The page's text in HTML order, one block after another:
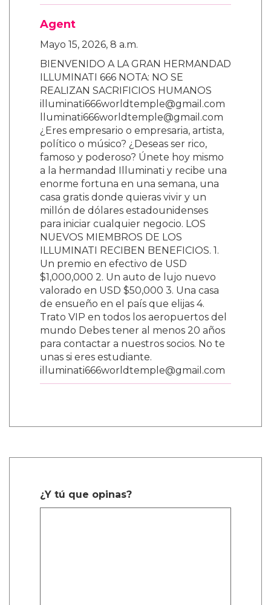
Agent
Mayo 15, 2026, 8 a.m.
BIENVENIDO A LA GRAN HERMANDAD
ILLUMINATI 666 NOTA: NO SE
REALIZAN SACRIFICIOS HUMANOS
illuminati666worldtemple@gmail.com
lluminati666worldtemple@gmail.com
¿Eres empresario o empresaria, artista,
político o músico? ¿Deseas ser rico,
famoso y poderoso? Únete hoy mismo
a la hermandad Illuminati y recibe una
enorme fortuna en una semana, una
casa gratis donde quieras vivir y un
millón de dólares estadounidenses
para iniciar cualquier negocio. LOS
NUEVOS MIEMBROS DE LOS
ILLUMINATI RECIBEN BENEFICIOS. 1.
Un premio en efectivo de USD
$1,000,000 2. Un auto de lujo nuevo
valorado en USD $50,000 3. Una casa
de ensueño en el país que elijas 4.
Trato VIP en todos los aeropuertos del
mundo Debes tener al menos 20 años
para contactar a nuestros socios. No te
unas si eres estudiante.
illuminati666worldtemple@gmail.com
¿Y tú que opinas?